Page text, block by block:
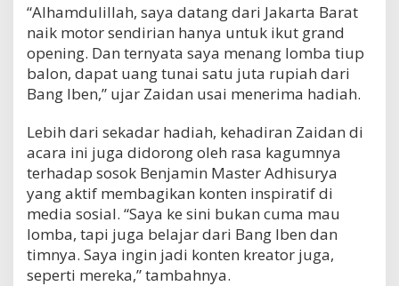
“Alhamdulillah, saya datang dari Jakarta Barat
naik motor sendirian hanya untuk ikut grand
opening. Dan ternyata saya menang lomba tiup
balon, dapat uang tunai satu juta rupiah dari
Bang Iben,” ujar Zaidan usai menerima hadiah.
Lebih dari sekadar hadiah, kehadiran Zaidan di
acara ini juga didorong oleh rasa kagumnya
terhadap sosok Benjamin Master Adhisurya
yang aktif membagikan konten inspiratif di
media sosial. “Saya ke sini bukan cuma mau
lomba, tapi juga belajar dari Bang Iben dan
timnya. Saya ingin jadi konten kreator juga,
seperti mereka,” tambahnya.